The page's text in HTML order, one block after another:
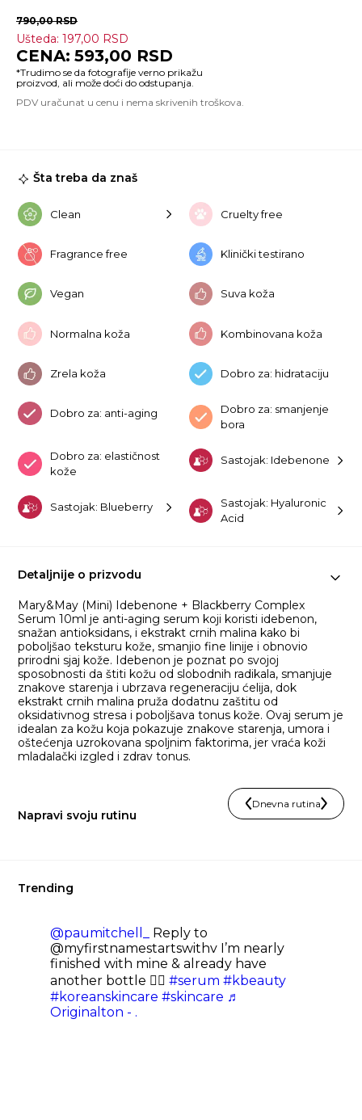
790,00RSD
Ušteda: 197,00 RSD
593,00 RSD
Šta treba da znaš
Clean Cruelty free
Fragrance free Klinički testirano
Vegan Suva koža
Normalna koža Kombinovana koža
Zrela koža Dobro za: hidrataciju
Dobro za: anti-aging
Dobro za: smanjenje
bora
Dobro za: elastičnost
kože
Sastojak: Idebenone
Sastojak: Blueberry
Sastojak: Hyaluronic
Acid
Detaljnije o prizvodu
Mary&May (Mini) Idebenone + Blackberry Complex
Serum 10ml je anti-aging serum koji koristi idebenon,
snažan antioksidans, i ekstrakt crnih malina kako bi
poboljšao teksturu kože, smanjio fine linije i obnovio
prirodni sjaj kože. Idebenon je poznat po svojoj
sposobnosti da štiti kožu od slobodnih radikala, smanjuje
znakove starenja i ubrzava regeneraciju ćelija, dok
ekstrakt crnih malina pruža dodatnu zaštitu od
oksidativnog stresa i poboljšava tonus kože. Ovaj serum je
idealan za kožu koja pokazuje znakove starenja, umora i
oštećenja uzrokovana spoljnim faktorima, jer vraća koži
mladalački izgled i zdrav tonus.
Napravi svoju rutinu
Dnevna rutina
Trending
@paumitchell_
Reply to
@myfirstnamestartswithv I’m nearly
finished with mine & already have
another bottle 👌🏻#serum #kbeauty
#koreanskincare #skincare ♬
Originalton - .